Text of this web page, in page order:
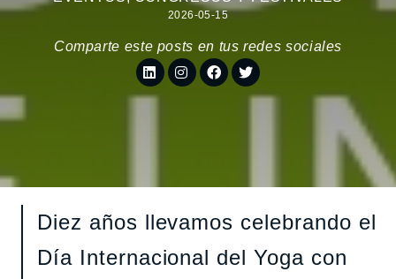
2026-05-15
Comparte este posts en tus redes sociales
Diez años llevamos celebrando el
Día Internacional del Yoga con